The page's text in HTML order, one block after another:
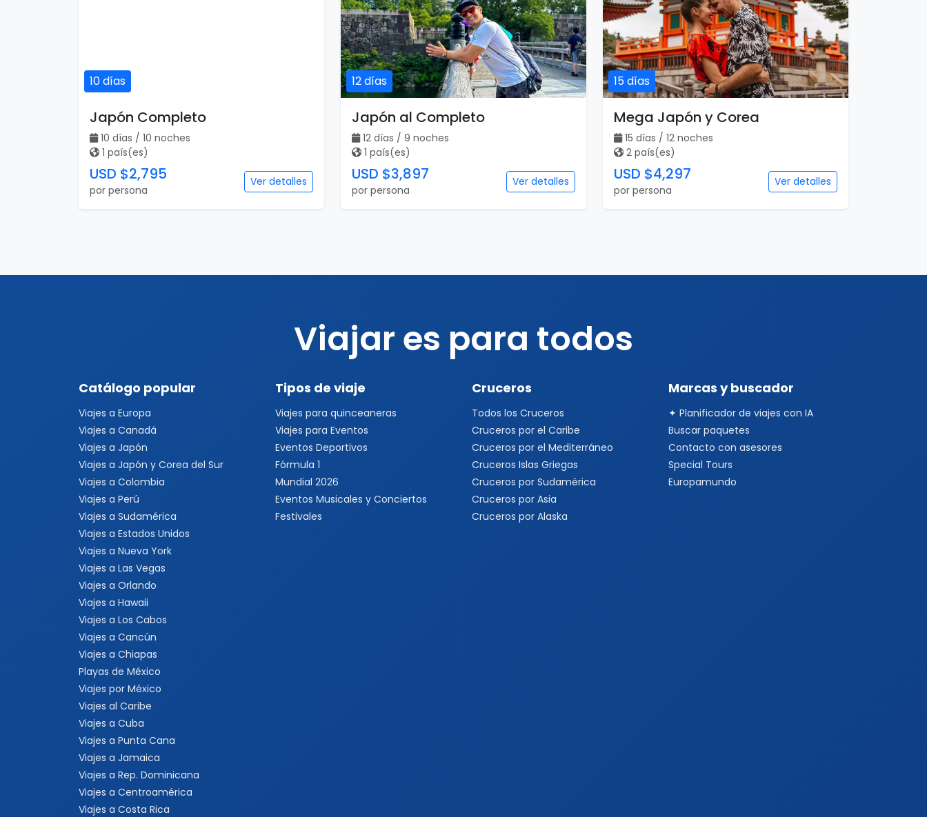
10 días
Japón Completo
10 días / 10 noches
1 país(es)
USD $2,795
por persona
Ver detalles
12 días
Japón al Completo
12 días / 9 noches
1 país(es)
USD $3,897
por persona
Ver detalles
15 días
Mega Japón y Corea
15 días / 12 noches
2 país(es)
USD $4,297
por persona
Ver detalles
Viajar es para todos
Catálogo popular
Viajes a Europa
Viajes a Canadá
Viajes a Japón
Viajes a Japón y Corea del Sur
Viajes a Colombia
Viajes a Perú
Viajes a Sudamérica
Viajes a Estados Unidos
Viajes a Nueva York
Viajes a Las Vegas
Viajes a Orlando
Viajes a Hawaii
Viajes a Los Cabos
Viajes a Cancún
Viajes a Chiapas
Playas de México
Viajes por México
Viajes al Caribe
Viajes a Cuba
Viajes a Punta Cana
Viajes a Jamaica
Viajes a Rep. Dominicana
Viajes a Centroamérica
Viajes a Costa Rica
Tipos de viaje
Viajes para quinceaneras
Viajes para Eventos
Eventos Deportivos
Fórmula 1
Mundial 2026
Eventos Musicales y Conciertos
Festivales
Cruceros
Todos los Cruceros
Cruceros por el Caribe
Cruceros por el Mediterráneo
Cruceros Islas Griegas
Cruceros por Sudamérica
Cruceros por Asia
Cruceros por Alaska
Marcas y buscador
✦ Planificador de viajes con IA
Buscar paquetes
Contacto con asesores
Special Tours
Europamundo